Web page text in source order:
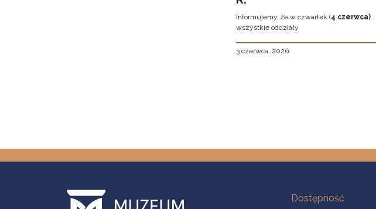
Informujemy, że w czwartek (4 czerwca)
wszystkie oddziały
3 czerwca, 2026
Na skróty
Dostępność